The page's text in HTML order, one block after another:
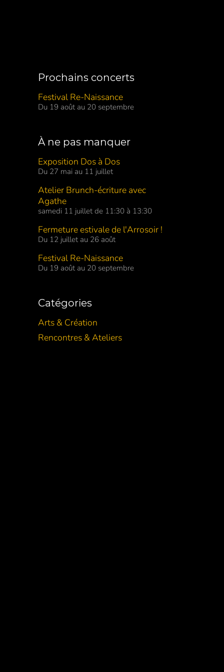
Prochains concerts
Festival Re-Naissance
Du 19 août au 20 septembre
À ne pas manquer
Exposition Dos à Dos
Du 27 mai au 11 juillet
Atelier Brunch-écriture avec
Agathe
samedi 11 juillet de 11:30 à 13:30
Fermeture estivale de l'Arrosoir !
Du 12 juillet au 26 août
Festival Re-Naissance
Du 19 août au 20 septembre
Catégories
Arts & Création
Rencontres & Ateliers